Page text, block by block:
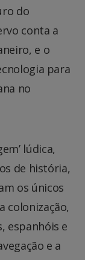
do
conta a
e o
para
no
lúdica,
de história,
os únicos
colonização,
espanhóis e
e a